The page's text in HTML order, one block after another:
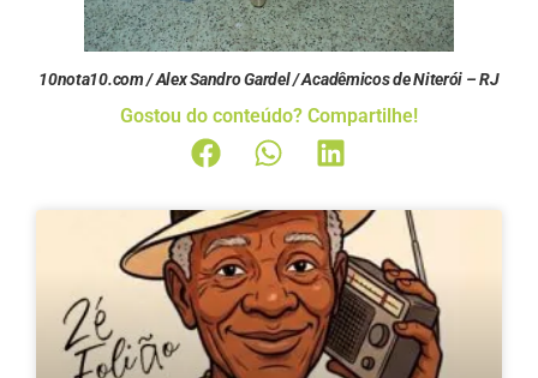
10nota10.com / Alex Sandro Gardel / Acadêmicos de Niterói – RJ
Gostou do conteúdo? Compartilhe!